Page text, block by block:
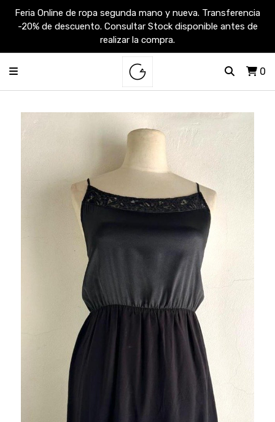
Feria Online de ropa segunda mano y nueva. Transferencia
-20% de descuento. Consultar Stock disponible antes de
realizar la compra.
0